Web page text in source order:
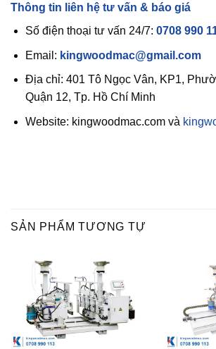
Thông tin liên hệ tư vấn & báo giá
Số điện thoại tư vấn 24/7: 0708 990
Email: kingwoodmac@gmail.com
Địa chỉ: 401 Tô Ngọc Vân, KP1,
Quận 12, Tp. Hồ Chí Minh
Website: kingwoodmac.com và
SẢN PHẨM TƯƠNG TỰ